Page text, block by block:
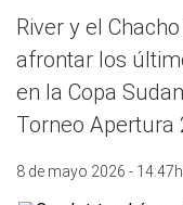
River y el
afrontar los
en la Copa
Torneo Apertura
8 de mayo 2026 -